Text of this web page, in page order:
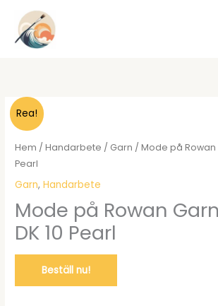
Hoppa
innehåll
Rea!
Hem /Handarbete / Garn / Mode på Rowan
Pearl
Garn,Handarbete
Mode på Rowan
DK 10 Pearl
Beställ nu!